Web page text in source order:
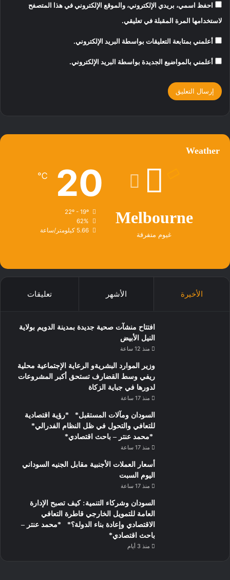
احفظ اسمي، بريدي الإلكتروني، والموقع الإلكتروني في هذا المتصفح
لاستخدامها المرة المقبلة في تعليقي.
أعلمني بمتابعة التعليقات بواسطة البريد الإلكتروني.
أعلمني بالمواضيع الجديدة بواسطة البريد الإلكتروني.
Weather
Melbourne
غيوم متفرقة
20
℃
22º - 19º
62%
5.66 كيلومتر/ساعة
الأخيرة الأشهر تعليقات
افتتاح منشآت صحية جديدة بمدينة الدويم بولاية
النيل الأبيض
منذ 12 ساعة
وزير الموارد البشريةو الرعاية الإجتماعية محلية
ريفي وسط القضارف تستحق أكبر المشروعات
لدورها في جباية الزكاة
منذ 17 ساعة
السودان ومآلات المستقبل* *رؤية اقتصادية
للتعافي والتحول في ظل النظام الفدرالي*
*محمد عنتر – باحث اقتصادي*
منذ 17 ساعة
أسعار العملات الأجنبية مقابل الجنيه السوداني
اليوم السبت
منذ 17 ساعة
السودان وشركاء التنمية: كيف تصبح الإدارة
العامة للتمويل الخارجي قاطرة التعافي
الاقتصادي وإعادة بناء الدولة؟* *محمد عنتر –
باحث اقتصادي*
منذ 3 أيام